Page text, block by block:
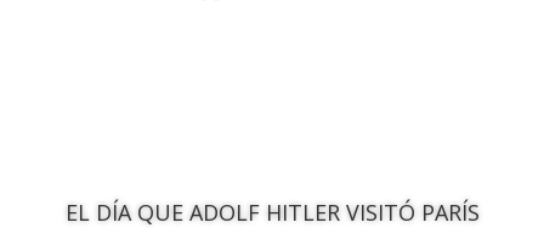
EL DÍA QUE ADOLF HITLER VISITÓ PARÍS